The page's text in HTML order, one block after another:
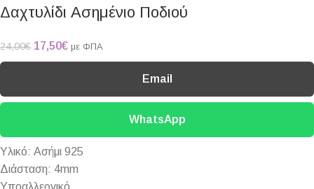
Δαχτυλίδι Ασημένιο Ποδιού
24,00€ 17,50€ με ΦΠΑ
Email
WhatsApp
Υλικό: Ασήμι 925
Διάσταση: 4mm
Υποαλλεργικό